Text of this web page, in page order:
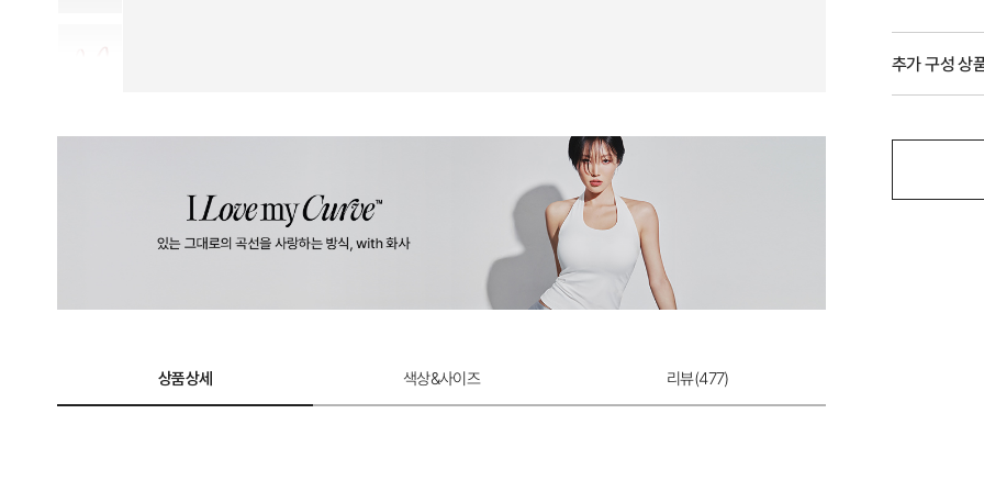
상품상세 색상&사이즈 리뷰(477)
추가 구성 상